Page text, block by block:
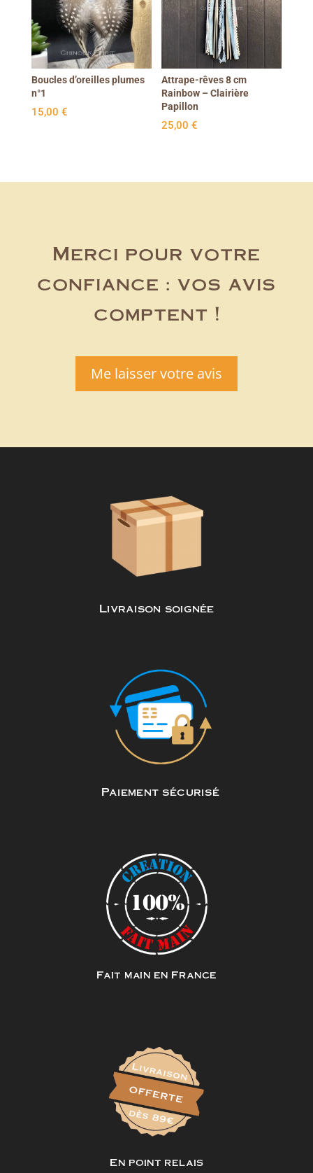
Boucles d’oreilles plumes
n°1
15,00 €
Attrape-rêves 8 cm
Rainbow – Clairière
Papillon
25,00€
Merci pour votre
confiance : vos avis
comptent !
Me laisser votre avis
Livraison soignée
Paiement sécurisé
Fait main en France
En point relais